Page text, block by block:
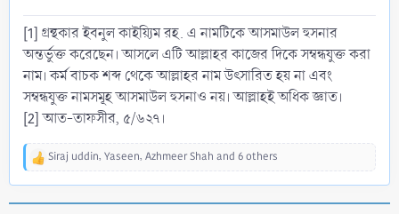
[1] গ্রন্থকার ইবনুল কাইয়্যিম রহ. এ নামটিকে আসমাউল হুসনার
অন্তর্ভুক্ত করেছেন। আসলে এটি আল্লাহর কাজের দিকে সম্বন্ধযুক্ত করা
নাম। কর্ম বাচক শব্দ থেকে আল্লাহর নাম উৎসারিত হয় না এবং
সম্বন্ধযুক্ত নামসমূহ আসমাউল হুসনাও নয়। আল্লাহই অধিক জ্ঞাত।
[2] আত-তাফসীর, ৫/৬২৭।
R
Siraj uddin, Yaseen, Azhmeer Shah and 6 others